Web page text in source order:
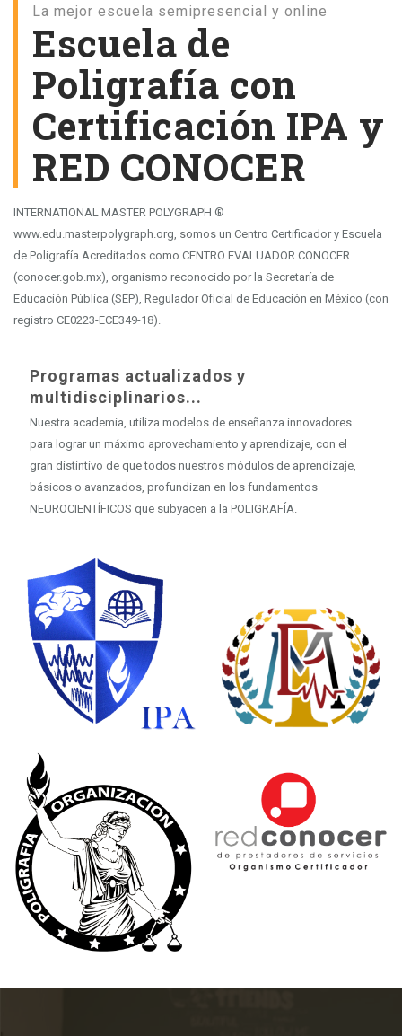
La mejor escuela semipresencial y online
Escuela de
Poligrafía con
Certificación IPA y
RED CONOCER
INTERNATIONAL MASTER POLYGRAPH ®
www.edu.masterpolygraph.org, somos un Centro Certificador y Escuela
de Poligrafía Acreditados como CENTRO EVALUADOR CONOCER
(conocer.gob.mx), organismo reconocido por la Secretaría de
Educación Pública (SEP), Regulador Oficial de Educación en México (con
registro CE0223-ECE349-18).
Programas actualizados y
multidisciplinarios...
Nuestra academia, utiliza modelos de enseñanza innovadores
para lograr un máximo aprovechamiento y aprendizaje, con el
gran distintivo de que todos nuestros módulos de aprendizaje,
básicos o avanzados, profundizan en los fundamentos
NEUROCIENTÍFICOS que subyacen a la POLIGRAFÍA.